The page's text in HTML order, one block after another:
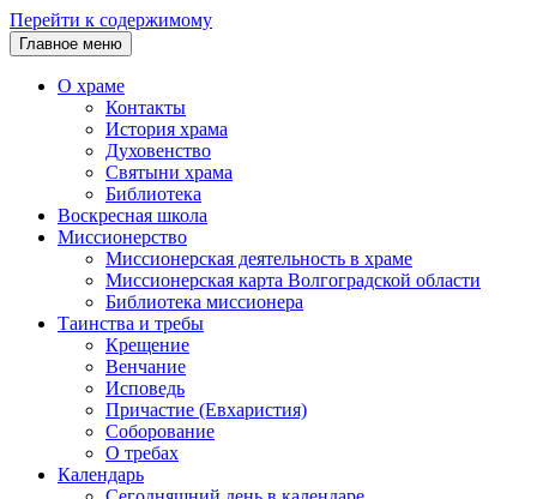
Перейти к содержимому
Главное меню
О храме
Контакты
История храма
Духовенство
Святыни храма
Библиотека
Воскресная школа
Миссионерство
Миссионерская деятельность в храме
Миссионерская карта Волгоградской области
Библиотека миссионера
Таинства и требы
Крещение
Венчание
Исповедь
Причастие (Евхаристия)
Соборование
О требах
Календарь